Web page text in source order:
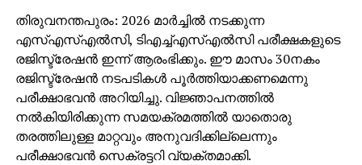
തിരുവനന്തപുരം: 2026 മാര്‍ച്ചില്‍ നടക്കുന്ന
എസ്എസ്എല്‍സി, ടിഎച്ച്എസ്എല്‍സി പരീക്ഷകളുടെ
രജിസ്ട്രേഷന്‍ ഇന്ന് ആരംഭിക്കും. ഈ മാസം 30നകം
രജിസ്ട്രേഷന്‍ നടപടികള്‍ പൂര്‍ത്തിയാക്കണമെന്നു
പരീക്ഷാഭവന്‍ അറിയിച്ചു. വിജ്ഞാപനത്തില്‍
നല്‍കിയിരിക്കുന്ന സമയക്രമത്തില്‍ യാതൊരു
തരത്തിലുള്ള മാറ്റവും അനുവദിക്കില്ലെന്നും
പരീക്ഷാഭവന്‍ സെക്രട്ടറി വ്യക്തമാക്കി.